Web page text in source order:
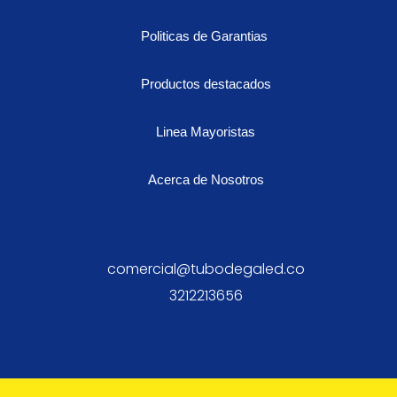
Politicas de Garantias
Productos destacados
Linea Mayoristas
Acerca de Nosotros
comercial@tubodegaled.co
3212213656